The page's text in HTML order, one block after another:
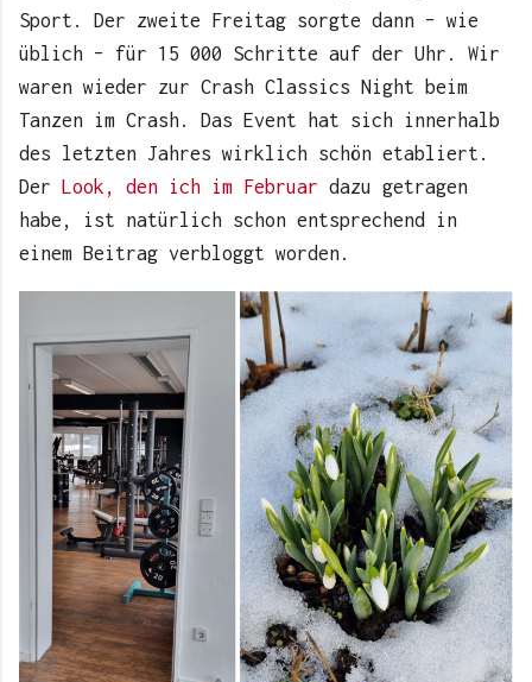
Sport. Der zweite Freitag sorgte dann – wie
üblich – für 15 000 Schritte auf der Uhr. Wir
waren wieder zur Crash Classics Night beim
Tanzen im Crash. Das Event hat sich innerhalb
des letzten Jahres wirklich schön etabliert.
Der
Look, den ich im Februar dazu getragen
habe, ist natürlich schon entsprechend in
einem Beitrag verbloggt worden.